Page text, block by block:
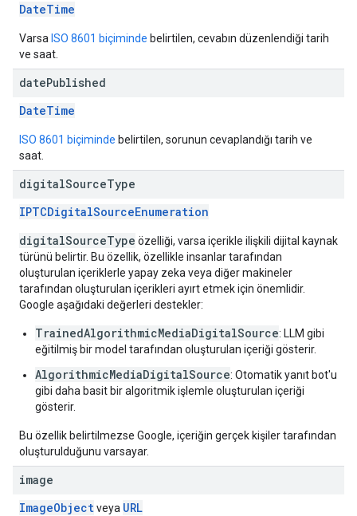
DateTime
Varsa ISO 8601 biçiminde belirtilen, cevabın düzenlendiği tarih
ve saat.
datePublished
DateTime
ISO 8601 biçiminde belirtilen, sorunun cevaplandığı tarih ve
saat.
digitalSourceType
IPTCDigitalSourceEnumeration
digitalSourceType özelliği, varsa içerikle ilişkili dijital kaynak
türünü belirtir. Bu özellik, özellikle insanlar tarafından
oluşturulan içeriklerle yapay zeka veya diğer makineler
tarafından oluşturulan içerikleri ayırt etmek için önemlidir.
Google aşağıdaki değerleri destekler:
TrainedAlgorithmicMediaDigitalSource: LLM gibi
eğitilmiş bir model tarafından oluşturulan içeriği gösterir.
AlgorithmicMediaDigitalSource: Otomatik yanıt bot'u
gibi daha basit bir algoritmik işlemle oluşturulan içeriği
gösterir.
Bu özellik belirtilmezse Google, içeriğin gerçek kişiler tarafından
oluşturulduğunu varsayar.
image
ImageObject veya URL